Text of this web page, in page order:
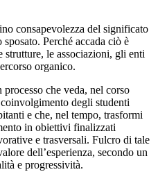
consapevolezza del significato
Perché accada ciò è
strutture, le associazioni, gli enti
organico.
che veda, nel corso
degli studenti
e che, nel tempo, trasformi
in obiettivi finalizzati
e trasversali. Fulcro di tale
dell’esperienza, secondo un
e progressività.